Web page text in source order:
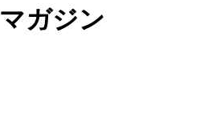
マガジン